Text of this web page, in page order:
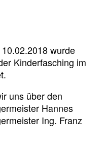
wurde
Kinderfasching im
uns über den
Hannes
Ing. Franz